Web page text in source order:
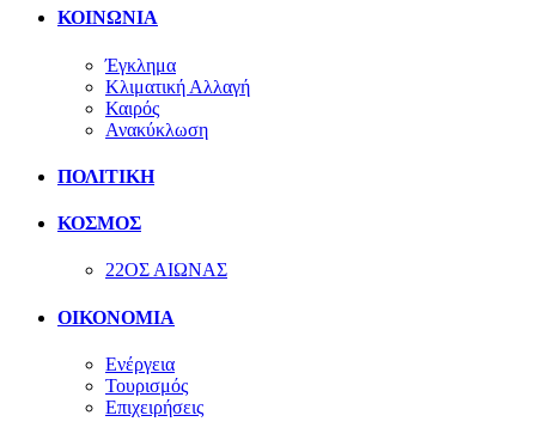
ΚΟΙΝΩΝΙΑ
Έγκλημα
Κλιματική Αλλαγή
Καιρός
Ανακύκλωση
ΠΟΛΙΤΙΚΗ
ΚΟΣΜΟΣ
22ΟΣ ΑΙΩΝΑΣ
ΟΙΚΟΝΟΜΙΑ
Ενέργεια
Τουρισμός
Επιχειρήσεις